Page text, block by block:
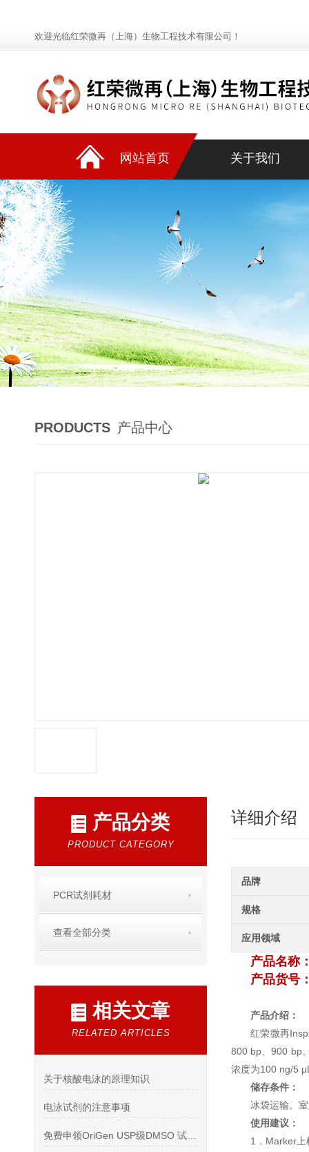
欢迎光临红荣微再（上海）生物工程技术有限公司！
网站首页 关于我们
PRODUCTS 产品中心
产品分类
PRODUCT CATEGORY
PCR试剂耗材
查看全部分类
相关文章
RELATED ARTICLES
关于核酸电泳的原理知识
电泳试剂的注意事项
详细介绍
品牌
规格
应用领域
产品名称
产品货号
产品介绍：
红荣微再
800 bp、900 bp
浓度为100 ng/5
储存条件：
冰袋运输。
使用建议：
1．Marker上